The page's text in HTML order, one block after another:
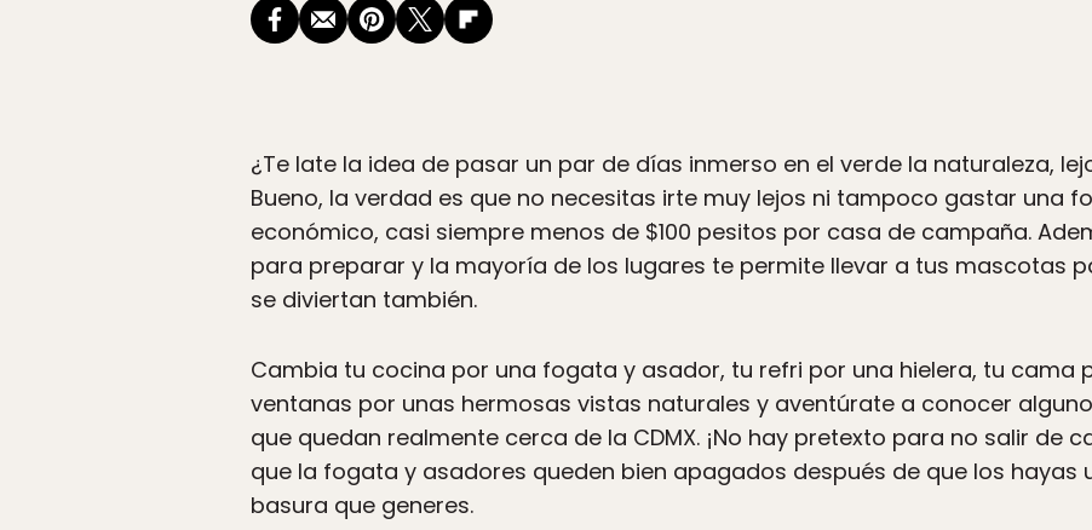
¿Te late la idea de pasar un par de días inmerso en el verde la naturaleza,
Bueno, la verdad es que no necesitas irte muy lejos ni tampoco gastar una
económico, casi siempre menos de $100 pesitos por casa de campaña.
para preparar y la mayoría de los lugares te permite llevar a tus mascotas
se diviertan también.
Cambia tu cocina por una fogata y asador, tu refri por una hielera, tu cama
ventanas por unas hermosas vistas naturales y aventúrate a conocer
que quedan realmente cerca de la CDMX. ¡No hay pretexto para no salir de
que la fogata y asadores queden bien apagados después de que los hayas
basura que generes.